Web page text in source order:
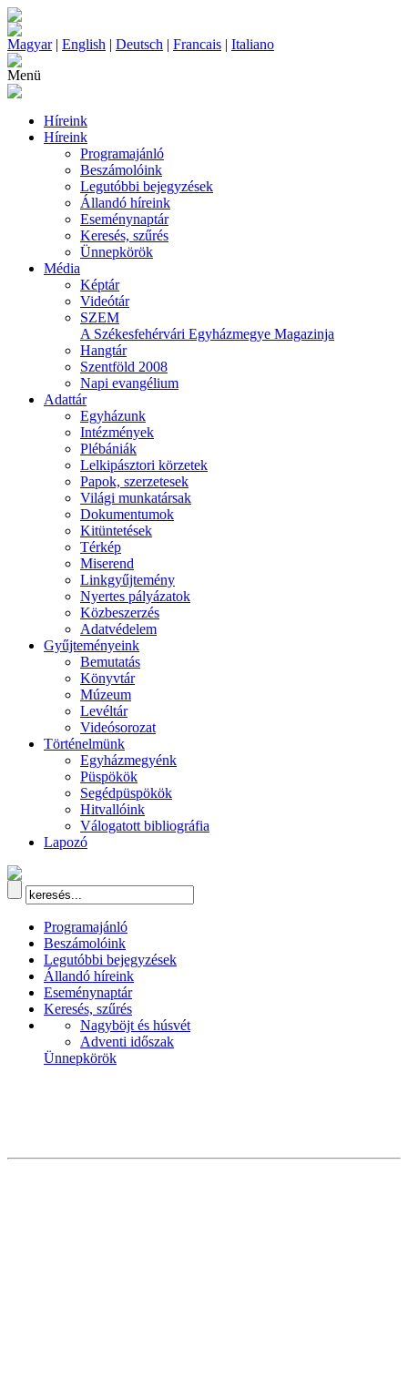
Magyar| English | Deutsch | Francais | Italiano
Menü
Híreink
Híreink
Programajánló
Beszámolóink
Legutóbbi bejegyzések
Állandó híreink
Eseménynaptár
Keresés, szűrés
Ünnepkörök
Média
Képtár
Videótár
SZEM
A Székesfehérvári Egyházmegye Magazinja
Hangtár
Szentföld 2008
Napi evangélium
Adattár
Egyházunk
Intézmények
Plébániák
Lelkipásztori körzetek
Papok, szerzetesek
Világi munkatársak
Dokumentumok
Kitüntetések
Térkép
Miserend
Linkgyűjtemény
Nyertes pályázatok
Közbeszerzés
Adatvédelem
Gyűjteményeink
Bemutatás
Könyvtár
Múzeum
Levéltár
Videósorozat
Történelmünk
Egyházmegyénk
Püspökök
Segédpüspökök
Hitvallóink
Válogatott bibliográfia
Lapozó
Programajánló
Beszámolóink
Legutóbbi bejegyzések
Állandó híreink
Eseménynaptár
Keresés, szűrés
Nagyböjt és húsvét
Adventi időszak
Ünnepkörök